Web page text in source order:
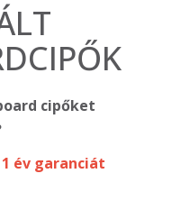
cipőket
év garanciát